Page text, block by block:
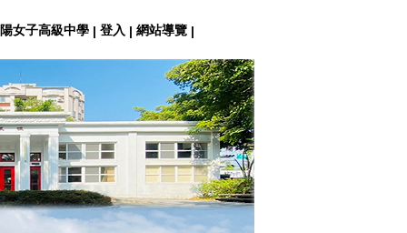
女子高級中學 | 登入 | 網站導覽 |